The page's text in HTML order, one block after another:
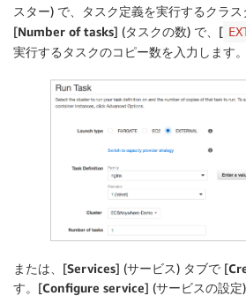
スター) で、タスク定義を実行するクラス
[Number of tasks] (タスクの数) で、[
実行するタスクのコピー数を入力します。
または、[Services] (サービス) タブで [
す。[Configure service] (サービスの設